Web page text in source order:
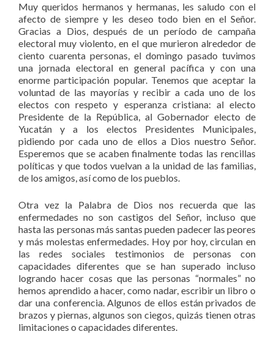
Muy queridos hermanos y hermanas, les saludo con el
afecto de siempre y les deseo todo bien en el Señor.
Gracias a Dios, después de un período de campaña
electoral muy violento, en el que murieron alrededor de
ciento cuarenta personas, el domingo pasado tuvimos
una jornada electoral en general pacífica y con una
enorme participación popular. Tenemos que aceptar la
voluntad de las mayorías y recibir a cada uno de los
electos con respeto y esperanza cristiana: al electo
Presidente de la República, al Gobernador electo de
Yucatán y a los electos Presidentes Municipales,
pidiendo por cada uno de ellos a Dios nuestro Señor.
Esperemos que se acaben finalmente todas las rencillas
políticas y que todos vuelvan a la unidad de las familias,
de los amigos, así como de los pueblos.
Otra vez la Palabra de Dios nos recuerda que las
enfermedades no son castigos del Señor, incluso que
hasta las personas más santas pueden padecer las peores
y más molestas enfermedades. Hoy por hoy, circulan en
las redes sociales testimonios de personas con
capacidades diferentes que se han superado incluso
logrando hacer cosas que las personas “normales” no
hemos aprendido a hacer, como nadar, escribir un libro o
dar una conferencia. Algunos de ellos están privados de
brazos y piernas, algunos son ciegos, quizás tienen otras
limitaciones o capacidades diferentes.